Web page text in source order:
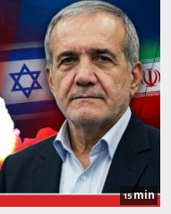
15min